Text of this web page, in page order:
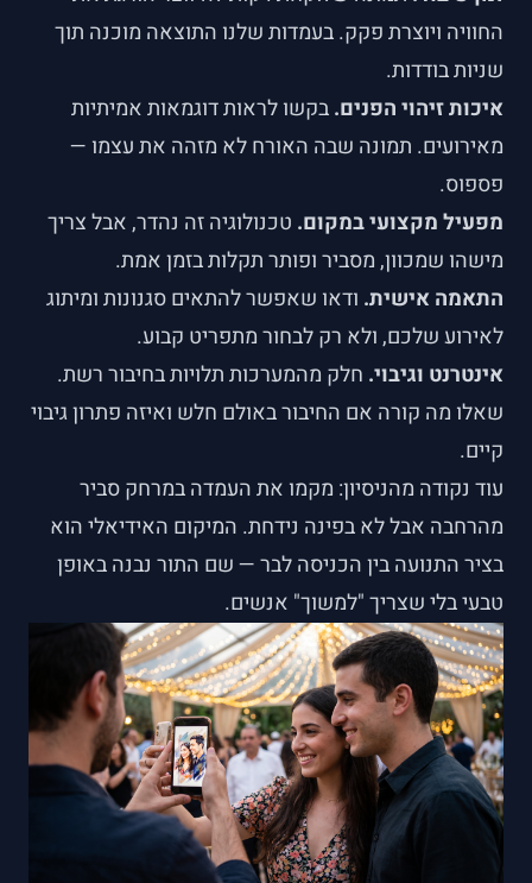
החוויה ויוצרת פקק. בעמדות שלנו התוצאה מוכנה תוך
שניות בודדות.
איכות זיהוי הפנים.בקשו לראות דוגמאות אמיתיות
מאירועים. תמונה שבה האורח לא מזהה את עצמו —
פספוס.
מפעיל מקצועי במקום. טכנולוגיה זה נהדר, אבל צריך
מישהו שמכוון, מסביר ופותר תקלות בזמן אמת.
התאמה אישית. ודאו שאפשר להתאים סגנונות ומיתוג
לאירוע שלכם, ולא רק לבחור מתפריט קבוע.
אינטרנט וגיבוי. חלק מהמערכות תלויות בחיבור רשת.
שאלו מה קורה אם החיבור באולם חלש ואיזה פתרון גיבוי
קיים.
עוד נקודה מהניסיון: מקמו את העמדה במרחק סביר
מהרחבה אבל לא בפינה נידחת. המיקום האידיאלי הוא
בציר התנועה בין הכניסה לבר — שם התור נבנה באופן
טבעי בלי שצריך "למשוך" אנשים.